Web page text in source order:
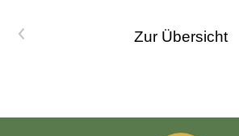
Vorheriger ArtikelZur Übersicht